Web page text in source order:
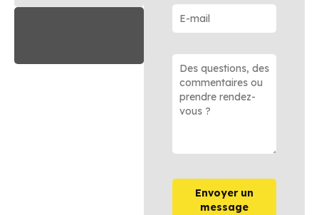
Envoyer un
message